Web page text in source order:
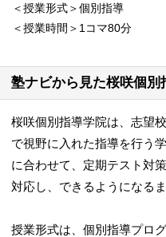
＜授業形式＞個別指導
＜授業時間＞1コマ80分
塾ナビから見た桜咲個別
桜咲個別指導学院は、志望
で視野に入れた指導を行う
に合わせて、定期テスト対
対応し、できるようになる
授業形式は、個別指導プロ